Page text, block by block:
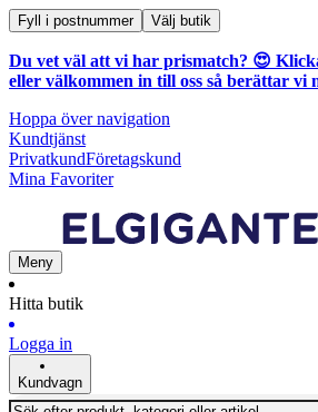
Fyll i postnummer Välj butik
Du vet väl att vi har prismatch? 😍
eller välkommen in till oss så berättar vi
Hoppa över navigation
Kundtjänst
PrivatkundFöretagskund
Mina Favoriter
Meny
Hitta butik
Logga in
Kundvagn